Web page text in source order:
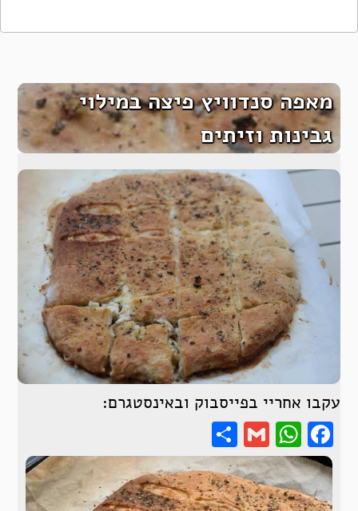
מאפה סנדוויץ פיצה במילוי
גבינות וזיתים
עקבו אחריי בפייסבוק ובאינסטגרם:
Facebook
WhatsApp
Gmail